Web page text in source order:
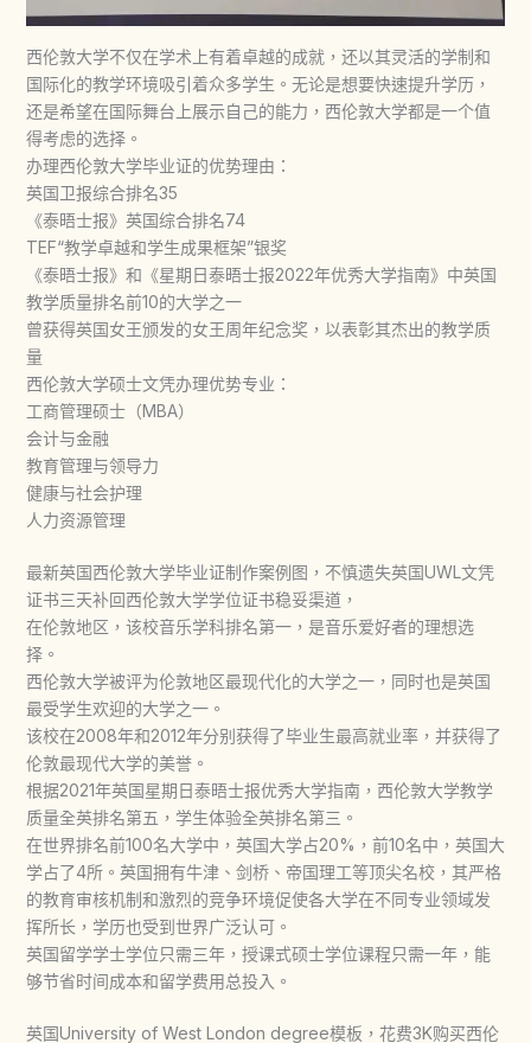
西伦敦大学不仅在学术上有着卓越的成就，还以其灵活的学制和
国际化的教学环境吸引着众多学生。无论是想要快速提升学历，
还是希望在国际舞台上展示自己的能力，西伦敦大学都是一个值
得考虑的选择。
办理西伦敦大学毕业证的优势理由：
英国卫报综合排名35
《泰晤士报》英国综合排名74
TEF“教学卓越和学⽣成果框架”银奖
《泰晤士报》和《星期日泰晤士报2022年优秀大学指南》中英国
教学质量排名前10的大学之一
曾获得英国女王颁发的女王周年纪念奖，以表彰其杰出的教学质
量
西伦敦大学硕士文凭办理优势专业：
工商管理硕士（MBA）
会计与金融
教育管理与领导力
健康与社会护理
人力资源管理
最新英国西伦敦大学毕业证制作案例图，不慎遗失英国UWL文凭
证书三天补回西伦敦大学学位证书稳妥渠道，
在伦敦地区，该校音乐学科排名第一，是音乐爱好者的理想选
择。
西伦敦大学被评为伦敦地区最现代化的大学之一，同时也是英国
最受学生欢迎的大学之一。
该校在2008年和2012年分别获得了毕业生最高就业率，并获得了
伦敦最现代大学的美誉。
根据2021年英国星期日泰晤士报优秀大学指南，西伦敦大学教学
质量全英排名第五，学生体验全英排名第三。
在世界排名前100名大学中，英国大学占20%，前10名中，英国大
学占了4所。英国拥有牛津、剑桥、帝国理工等顶尖名校，其严格
的教育审核机制和激烈的竞争环境促使各大学在不同专业领域发
挥所长，学历也受到世界广泛认可。
英国留学学士学位只需三年，授课式硕士学位课程只需一年，能
够节省时间成本和留学费用总投入。
英国University of West London degree模板，花费3K购买西伦